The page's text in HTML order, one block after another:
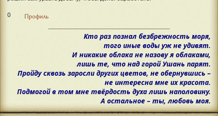
0 Профиль
Кто раз познал безбрежность моря,
того иные воды уж не удивят.
И никакие облака не назову я облаками,
лишь те, что над горой Ушань парят.
Пройду сквозь заросли других цветов, не обернувшись –
не интересна мне их красота.
Подмогой в том мне твёрдость духа лишь наполовину.
А остальное – ты, любовь моя.